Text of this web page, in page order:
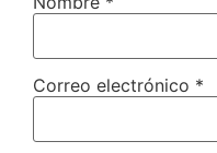
Correo electrónico *